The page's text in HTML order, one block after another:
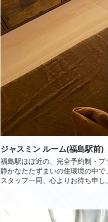
ジャスミン ルーム(福島駅前)
福島駅ほぼ近の、完全予約制・プ
静かなたたずまいの住環境の中で
スタッフ一同、心よりお待ち申し